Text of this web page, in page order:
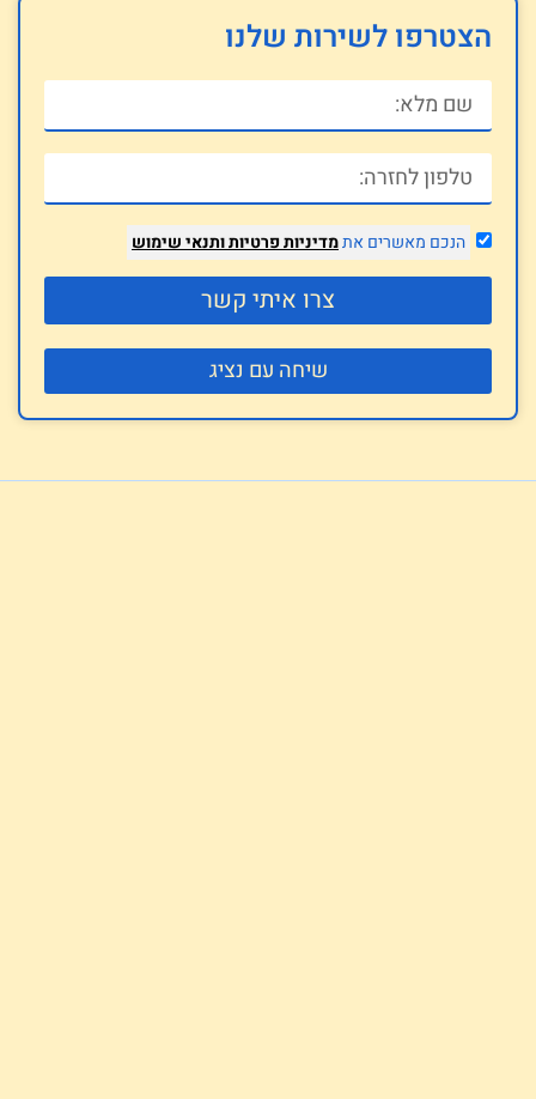
הצטרפו לשירות שלנו
הנכם מאשרים אתמדיניות פרטיותותנאי שימוש
צרו איתי קשר
שיחה עם נציג